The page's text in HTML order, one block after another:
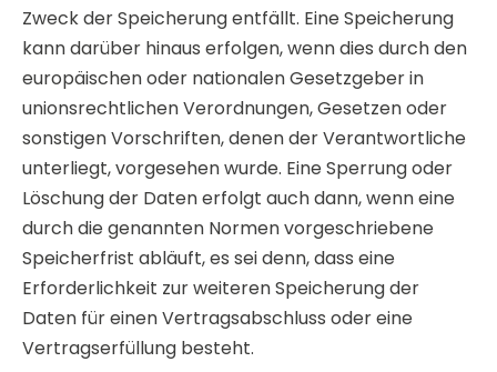
Zweck der Speicherung entfällt. Eine Speicherung
kann darüber hinaus erfolgen, wenn dies durch den
europäischen oder nationalen Gesetzgeber in
unionsrechtlichen Verordnungen, Gesetzen oder
sonstigen Vorschriften, denen der Verantwortliche
unterliegt, vorgesehen wurde. Eine Sperrung oder
Löschung der Daten erfolgt auch dann, wenn eine
durch die genannten Normen vorgeschriebene
Speicherfrist abläuft, es sei denn, dass eine
Erforderlichkeit zur weiteren Speicherung der
Daten für einen Vertragsabschluss oder eine
Vertragserfüllung besteht.